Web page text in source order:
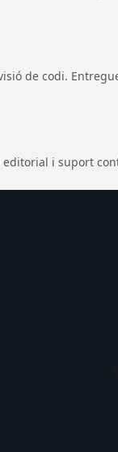
de codi.
i suport